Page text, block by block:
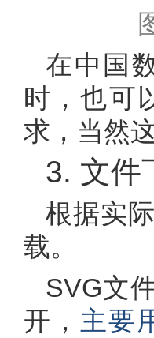
在中国
时，也可
求，当然
3. 文件
根据实
载。
SVG文
开， 主要